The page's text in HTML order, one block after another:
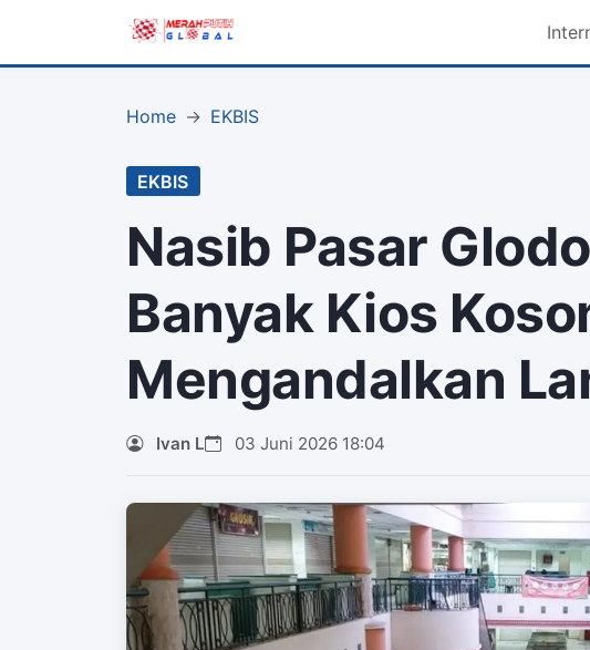
Home EKBIS
EKBIS
Nasib Pasar
Banyak Kios
Mengandalkan
Ivan L 03 Juni 2026 18:04